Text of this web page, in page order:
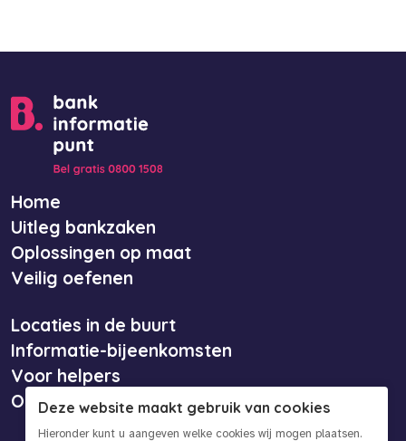
Home
Uitleg bankzaken
Oplossingen op maat
Veilig oefenen
Locaties in de buurt
Informatie-bijeenkomsten
Voor helpers
Over ons
Deze website maakt gebruik van cookies
Hieronder kunt u aangeven welke cookies wij mogen plaatsen.